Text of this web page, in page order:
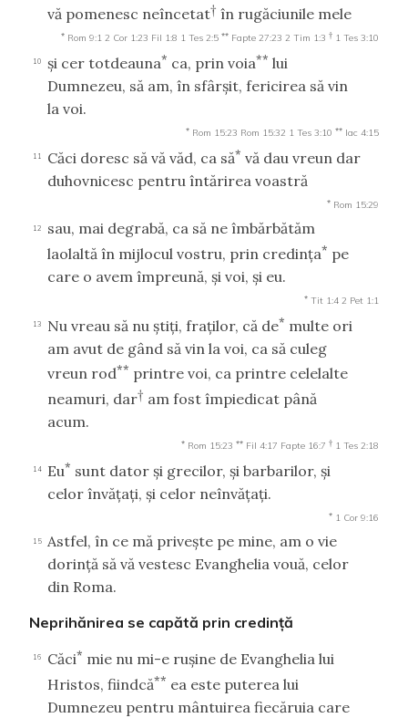
vă pomenesc neîncetat† în rugăciunile mele
* Rom 9:1 2 Cor 1:23 Fil 1:8 1 Tes 2:5 ** Fapte 27:23 2 Tim 1:3 † 1 Tes 3:10
10 şi cer totdeauna* ca, prin voia** lui
Dumnezeu, să am, în sfârşit, fericirea să vin
la voi.
* Rom 15:23 Rom 15:32 1 Tes 3:10 ** Iac 4:15
11 Căci doresc să vă văd, ca să* vă dau vreun dar
duhovnicesc pentru întărirea voastră
* Rom 15:29
12
sau, mai degrabă, ca să ne îmbărbătăm
laolaltă în mijlocul vostru, prin credinţa* pe
care o avem împreună, şi voi, şi eu.
* Tit 1:4 2 Pet 1:1
13 Nu vreau să nu ştiţi, fraţilor, că de* multe ori
am avut de gând să vin la voi, ca să culeg
vreun rod** printre voi, ca printre celelalte
neamuri, dar† am fost împiedicat până
acum.
* Rom 15:23 ** Fil 4:17 Fapte 16:7 † 1 Tes 2:18
14 Eu* sunt dator şi grecilor, şi barbarilor, şi
celor învăţaţi, şi celor neînvăţaţi.
* 1 Cor 9:16
15
Astfel, în ce mă priveşte pe mine, am o vie
dorinţă să vă vestesc Evanghelia vouă, celor
din Roma.
Neprihănirea se capătă prin credinţă
16 Căci* mie nu mi-e ruşine de Evanghelia lui
Hristos, fiindcă** ea este puterea lui
Dumnezeu pentru mântuirea fiecăruia care